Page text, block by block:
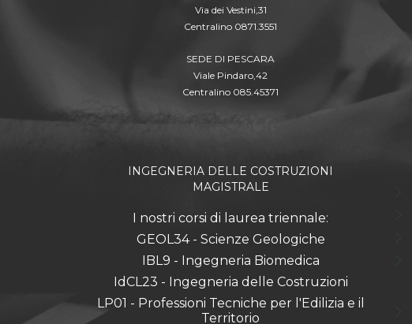
Via dei Vestini,31
Centralino 0871.3551
SEDE DI PESCARA
Viale Pindaro,42
Centralino 085.45371
INGEGNERIA DELLE COSTRUZIONI
MAGISTRALE
I nostri corsi di laurea triennale:
GEOL34 - Scienze Geologiche
IBL9 - Ingegneria Biomedica
IdCL23 - Ingegneria delle Costruzioni
LP01 - Professioni Tecniche per l'Edilizia e il
Territorio